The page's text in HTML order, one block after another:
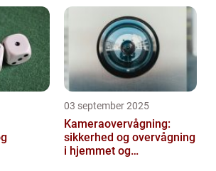
til lave priser og med masser...
03 september 2025
Kameraovervågning:
sikkerhed og overvågning
i hjemmet og